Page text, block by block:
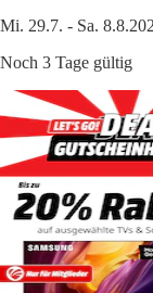
Mi. 29.7. - Sa.
Noch 3 Tage gültig